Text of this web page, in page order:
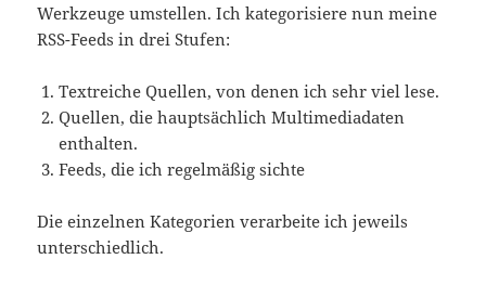
Werkzeuge umstellen. Ich kategorisiere nun meine
RSS-Feeds in drei Stufen:
Textreiche Quellen, von denen ich sehr viel lese.
Quellen, die hauptsächlich Multimediadaten
enthalten.
Feeds, die ich regelmäßig sichte
Die einzelnen Kategorien verarbeite ich jeweils
unterschiedlich.